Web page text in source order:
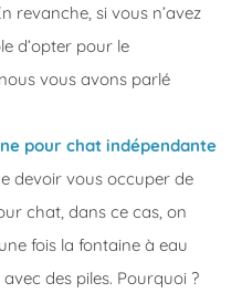
revanche, si vous n’avez
d’opter pour le
vous avons parlé
pour chat indépendante
devoir vous occuper de
chat, dans ce cas, on
fois la fontaine à eau
des piles. Pourquoi ?